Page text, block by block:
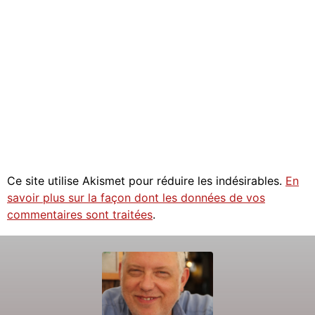
Ce site utilise Akismet pour réduire les indésirables. En
savoir plus sur la façon dont les données de vos
commentaires sont traitées.